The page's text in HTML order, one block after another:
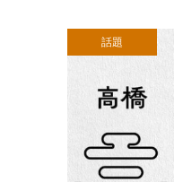
話題